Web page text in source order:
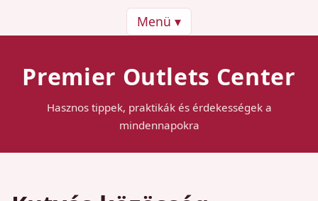
Menü ▾
Premier Outlets Center
Hasznos tippek, praktikák és érdekességek a
mindennapokra